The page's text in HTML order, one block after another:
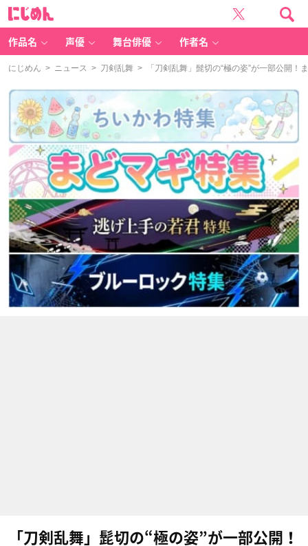
作品名 声優 舞台俳優 作者名
にじめん > ニュース > 刀剣乱舞 > 「刀剣乱舞」髭切の“極の姿”が一部公開！
「刀剣乱舞」髭切の“極の姿”が一部公開！